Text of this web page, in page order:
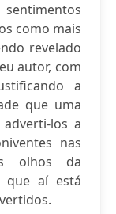
como mais
revelado
autor, com
a
que uma
los a
nas
olhos da
que aí está